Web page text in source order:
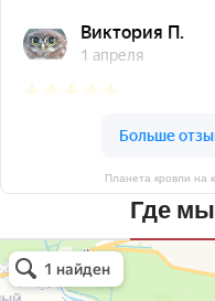
Планета кровли на
Где
Планета кровли
Кровля и кровельные материалы
Окна в Балашихе